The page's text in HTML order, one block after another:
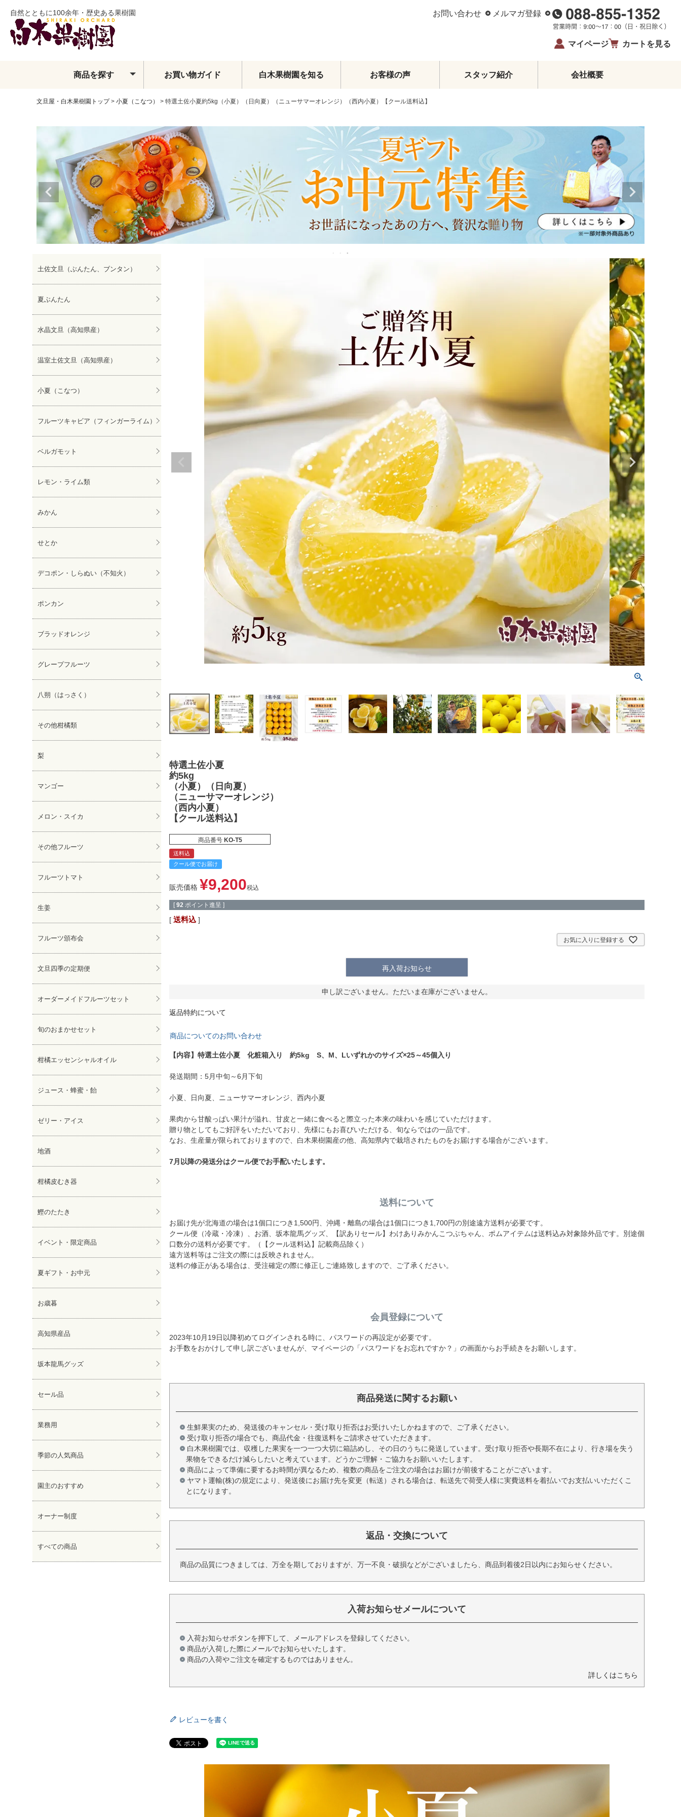
自然とともに100余年・歴史ある果樹園 お問い合わせ メルマガ登録
マイページ カートを見る
商品を探す
土佐文旦
水晶文旦
温室土佐文旦
小夏
フィンガーライム
ベルガモット
レモン・ライム類
みかん
せとか
しらぬい
ぽんかん
ブラッドオレンジ
その他柑橘類
メロン・スイカ
その他フルーツ
フルーツトマト
頒布会
オーダーメイドフルーツセット
旬のおまかせセット
ゼリー・アイス
柑橘皮むき器
イベント・限定商品
夏ギフト・お中元
お歳暮
生姜
鰹のたたき
お酒
高知県産
坂本龍馬グッズ
お買い物ガイド 白木果樹園を知る お客様の声 スタッフ紹介 会社概要
文旦屋・白木果樹園トップ 小夏（こなつ） 特選土佐小夏約5kg（小夏）（日向夏）（ニューサマーオレンジ）（西内小夏）【クール送料込】
土佐文旦（ぶんたん、ブンタン）
夏ぶんたん
水晶文旦（高知県産）
温室土佐文旦（高知県産）
小夏（こなつ）
フルーツキャビア（フィンガーライム）
ベルガモット
レモン・ライム類
みかん
せとか
デコポン・しらぬい（不知火）
ポンカン
ブラッドオレンジ
グレープフルーツ
八朔（はっさく）
その他柑橘類
梨
マンゴー
メロン・スイカ
その他フルーツ
フルーツトマト
生姜
フルーツ頒布会
文旦四季の定期便
オーダーメイドフルーツセット
旬のおまかせセット
柑橘エッセンシャルオイル
ジュース・蜂蜜・飴
ゼリー・アイス
地酒
柑橘皮むき器
鰹のたたき
イベント・限定商品
夏ギフト・お中元
お歳暮
高知県産品
坂本龍馬グッズ
セール品
業務用
季節の人気商品
園主のおすすめ
オーナー制度
すべての商品
特選土佐小夏
約5kg
（小夏）（日向夏）
（ニューサマーオレンジ）
（西内小夏）
【クール送料込】
商品番号 KO-T5
送料込
クール便でお届け
販売価格 ¥9,200税込
[ 92 ポイント進呈 ]
送料込
お気に入りに登録する
再入荷お知らせ
申し訳ございません。ただいま在庫がございません。
返品特約について
商品についてのお問い合わせ
【内容】特選土佐小夏 化粧箱入り 約5kg S、M、Lいずれかのサイズ×25～45個入り
発送期間：5月中旬～6月下旬
小夏、日向夏、ニューサマーオレンジ、西内小夏
果肉から甘酸っぱい果汁が溢れ、甘皮と一緒に食べると際立った本来の味わいを感じていただけます。
贈り物としてもご好評をいただいており、先様にもお喜びいただける、旬ならではの一品です。
なお、生産量が限られておりますので、白木果樹園産の他、高知県内で栽培されたものをお届けする場合がございます。
7月以降の発送分はクール便でお手配いたします。
送料について
お届け先が北海道の場合は1個口につき1,500円、沖縄・離島の場合は1個口につき1,700円の別途遠方送料が必要です。
クール便（冷蔵・冷凍）、お酒、坂本龍馬グッズ、【訳ありセール】わけありみかんこつぶちゃん、ポムアイテムは送料込み対象除外品です。別途個
口数分の送料が必要です。（【クール送料込】記載商品除く）
遠方送料等はご注文の際には反映されません。
送料の修正がある場合は、受注確定の際に修正しご連絡致しますので、ご了承ください。
会員登録について
2023年10月19日以降初めてログインされる時に、パスワードの再設定が必要です。
お手数をおかけして申し訳ございませんが、マイページの「パスワードをお忘れですか？」の画面からお手続きをお願いします。
商品発送に関するお願い
生鮮果実のため、発送後のキャンセル・受け取り拒否はお受けいたしかねますので、ご了承ください。
受け取り拒否の場合でも、商品代金・往復送料をご請求させていただきます。
白木果樹園では、収穫した果実を一つ一つ大切に箱詰めし、その日のうちに発送しています。受け取り拒否や長期不在により、行き場を失う
果物をできるだけ減らしたいと考えています。どうかご理解・ご協力をお願いいたします。
商品によって準備に要するお時間が異なるため、複数の商品をご注文の場合はお届けが前後することがございます。
ヤマト運輸(株)の規定により、発送後にお届け先を変更（転送）される場合は、転送先で荷受人様に実費送料を着払いでお支払いいただくこ
とになります。
返品・交換について
商品の品質につきましては、万全を期しておりますが、万一不良・破損などがございましたら、商品到着後2日以内にお知らせください。
入荷お知らせメールについて
入荷お知らせボタンを押下して、メールアドレスを登録してください。
商品が入荷した際にメールでお知らせいたします。
商品の入荷やご注文を確定するものではありません。
詳しくはこちら
レビューを書く